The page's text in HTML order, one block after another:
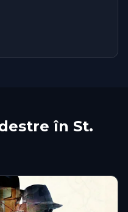
în St.